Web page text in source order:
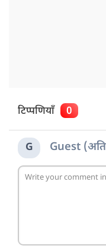
टिप्पणियाँ 0
G Guest